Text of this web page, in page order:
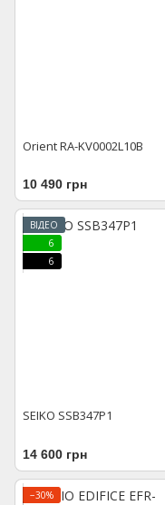
Orient RA-KV0002L10B
10 490 грн
ВІДЕО
6
6
SEIKO SSB347P1
14 600 грн
−30%